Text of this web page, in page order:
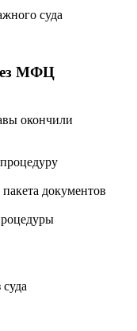
суда
МФЦ
окончили
документов